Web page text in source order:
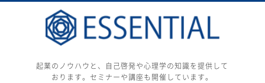
起業のノウハウと、自己啓発や心理学の知識を提供して
おります。セミナーや講座も開催しています。